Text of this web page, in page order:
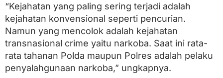
r
k
o
a
M
e
n
“Kejahatan yang paling sering terjadi adalah
kejahatan konvensional seperti pencurian.
Namun yang mencolok adalah kejahatan
transnasional crime yaitu narkoba. Saat ini rata-
rata tahanan Polda maupun Polres adalah pelaku
penyalahgunaan narkoba,” ungkapnya.